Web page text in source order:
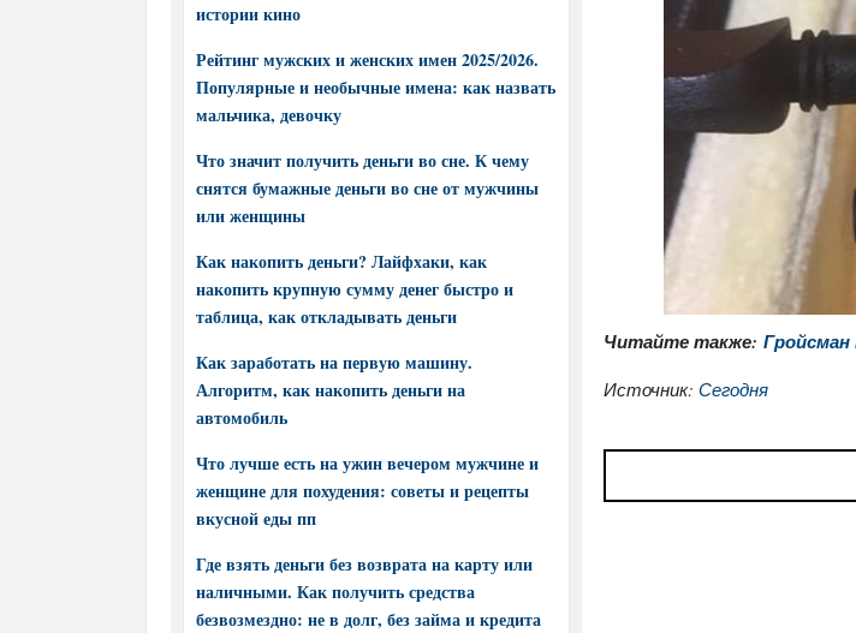
Читайте также:
Источник: Сегодня
истории кино
Рейтинг мужских и женских имен 2025/2026.
Популярные и необычные имена: как назвать
мальчика, девочку
Что значит получить деньги во сне. К чему
снятся бумажные деньги во сне от мужчины
или женщины
Как накопить деньги? Лайфхаки, как
накопить крупную сумму денег быстро и
таблица, как откладывать деньги
Как заработать на первую машину.
Алгоритм, как накопить деньги на
автомобиль
Что лучше есть на ужин вечером мужчине и
женщине для похудения: советы и рецепты
вкусной еды пп
Где взять деньги без возврата на карту или
наличными. Как получить средства
безвозмездно: не в долг, без займа и кредита